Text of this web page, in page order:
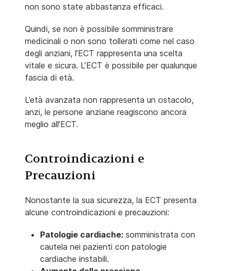
non sono state abbastanza efficaci.
Quindi, se non è possibile somministrare
medicinali o non sono tollerati come nel caso
degli anziani, l’ECT rappresenta una scelta
vitale e sicura. L’ECT è possibile per qualunque
fascia di età.
L’età avanzata non rappresenta un ostacolo,
anzi, le persone anziane reagiscono ancora
meglio all’ECT.
Controindicazioni e
Precauzioni
Nonostante la sua sicurezza, la ECT presenta
alcune controindicazioni e precauzioni:
Patologie cardiache: somministrata con
cautela nei pazienti con patologie
cardiache instabili.